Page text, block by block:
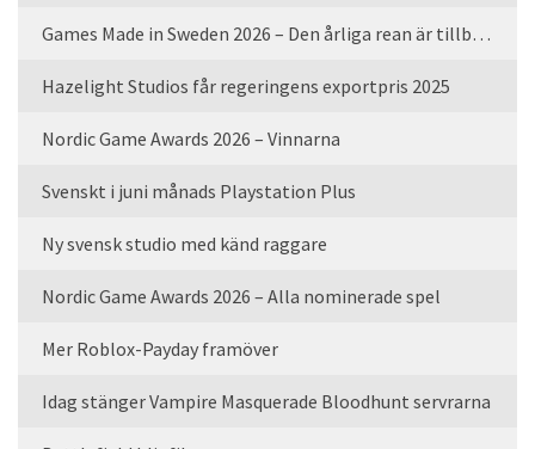
Games Made in Sweden 2026 – Den årliga rean är tillbaka
Hazelight Studios får regeringens exportpris 2025
Nordic Game Awards 2026 – Vinnarna
Svenskt i juni månads Playstation Plus
Ny svensk studio med känd raggare
Nordic Game Awards 2026 – Alla nominerade spel
Mer Roblox-Payday framöver
Idag stänger Vampire Masquerade Bloodhunt servrarna